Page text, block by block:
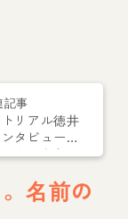
リアル徳井
タビュー
を飼う良さ
伝えたい」
名前の